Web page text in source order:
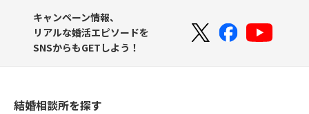
キャンペーン情報、
リアルな婚活エピソードを
SNSからもGETしよう！
結婚相談所を探す